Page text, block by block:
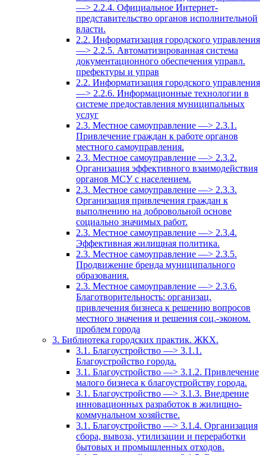
—> 2.2.4. Официальное Интернет-
представительство органов исполнительной
власти.
2.2. Информатизация городского управления
—> 2.2.5. Автоматизированная система
документационного обеспечения управл.
префектуры и управ
2.2. Информатизация городского управления
—> 2.2.6. Информационные технологии в
системе предоставления муниципальных
услуг
2.3. Местное самоуправление —> 2.3.1.
Привлечение граждан к работе органов
местного самоуправления.
2.3. Местное самоуправление —> 2.3.2.
Организация эффективного взаимодействия
органов МСУ с населением.
2.3. Местное самоуправление —> 2.3.3.
Организация привлечения граждан к
выполнению на добровольной основе
социально значимых работ.
2.3. Местное самоуправление —> 2.3.4.
Эффективная жилищная политика.
2.3. Местное самоуправление —> 2.3.5.
Продвижение бренда муниципального
образования.
2.3. Местное самоуправление —> 2.3.6.
Благотворительность: организац.
привлечения бизнеса к решению вопросов
местного значения и решения соц.-эконом.
проблем города
3. Библиотека городских практик. ЖКХ.
3.1. Благоустройство —> 3.1.1.
Благоустройство города.
3.1. Благоустройство —> 3.1.2. Привлечение
малого бизнеса к благоустройству города.
3.1. Благоустройство —> 3.1.3. Внедрение
инновационных разработок в жилищно-
коммунальном хозяйстве.
3.1. Благоустройство —> 3.1.4. Организация
сбора, вывоза, утилизации и переработки
бытовых и промышленных отходов.